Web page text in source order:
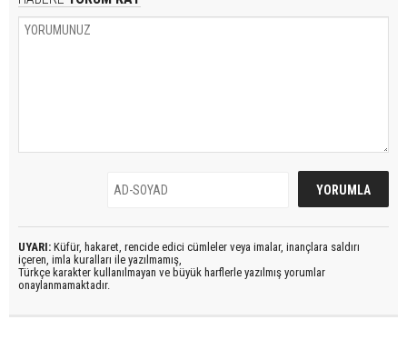
UYARI: Küfür, hakaret, rencide edici cümleler veya imalar, inançlara saldırı
içeren, imla kuralları ile yazılmamış,
Türkçe karakter kullanılmayan ve büyük harflerle yazılmış yorumlar
onaylanmamaktadır.